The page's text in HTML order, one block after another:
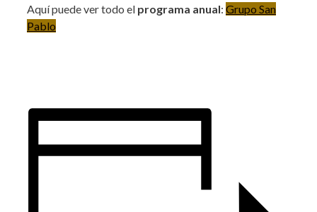
Aquí puede ver todo el programa anual: Grupo San
Pablo